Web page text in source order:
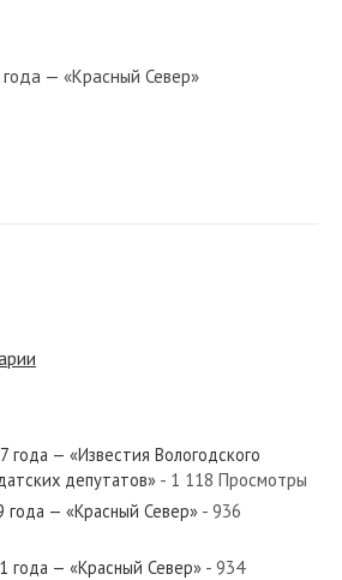
— «Красный Север»
года — «Красный Север»
— «Известия Вологодского
депутатов» - 1 118 Просмотры
— «Красный Север» - 936
года — «Красный Север» - 934